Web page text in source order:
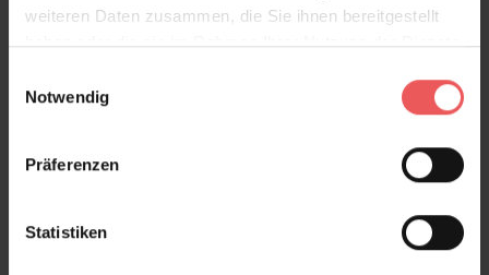
weiteren Daten zusammen, die Sie ihnen bereitgestellt
haben oder die sie im Rahmen Ihrer Nutzung der Dienste
Notwendig
Präferenzen
Statistiken